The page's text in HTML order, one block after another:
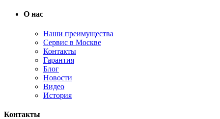
О нас
Наши преимущества
Сервис в Москве
Контакты
Гарантия
Блог
Новости
Видео
История
Контакты